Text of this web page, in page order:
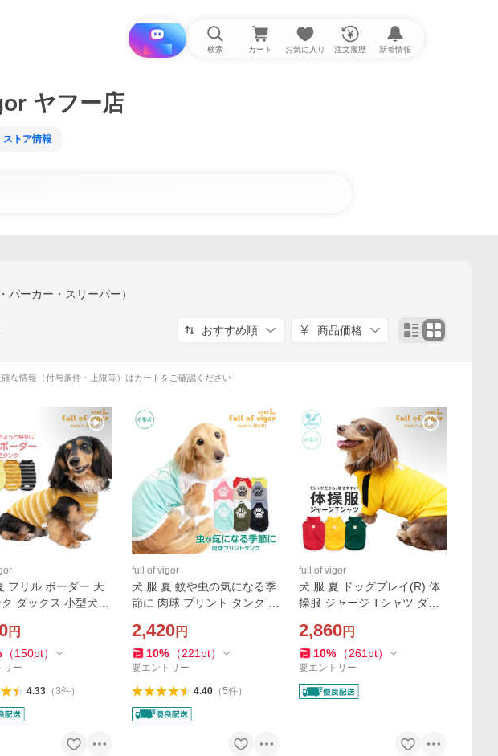
i と探す 検索 カート お気に入り 注文履歴 新着情報
ヤフー店
ストア情報
パーカー・スリーパー）
おすすめ順 商品価格
な情報（付与条件・上限等）はカートをご確認ください
フリル ボーダー 天
ダックス 小型犬用
伸縮性 フィット感
円
（150pt）
リー
4.33（3件）
full of vigor
犬 服 夏 蚊や虫の気になる季
節に 肉球 プリント タンク ダ
タンクトップ マダニ ノミ ダ
ニ 蚊 UVカット
2,420円
10% （221 pt）
要エントリー
4.40（5件）
full of vigor
犬 服 夏 ドッグプレイ(R) 体
操服 ジャージ Tシャツ ダッ
調整 抜け毛対策 袖あり 抗菌
防臭
2,860円
10% （261 pt）
要エントリー